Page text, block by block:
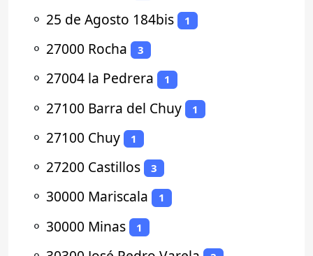
⚬ 25 de Agosto 184bis 1
⚬ 27000 Rocha 3
⚬ 27004 la Pedrera 1
⚬ 27100 Barra del Chuy 1
⚬ 27100 Chuy 1
⚬ 27200 Castillos 3
⚬ 30000 Mariscala 1
⚬ 30000 Minas 1